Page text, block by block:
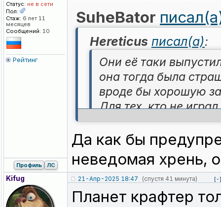
Статус: не в сети
Пол:
Стаж: 6 лет 11
месяцев
Сообщений: 10
Рейтинг
SuheBator
Hereticus писал(а):
Они её таки
она тогда была
вроде бы хорошую
Для тех, кто не
только вместо
еще тут можно
ПЫЛЕВУЮ МОЛЬ!
Жрал я эту моль, такой себе вкус... Но
были пристыкованы, просто удалил.
Да как бы
неведомая хрень,
Профиль ЛС
Kifug 21-Апр-2025 18:47 (спустя 41 минута) [-
Планет крафтер